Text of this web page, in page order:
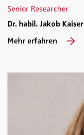
Senior Researcher
Dr. habil. Jakob Kaiser
Mehr erfahren